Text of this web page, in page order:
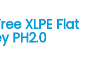
XLPE Flat
PH2.0